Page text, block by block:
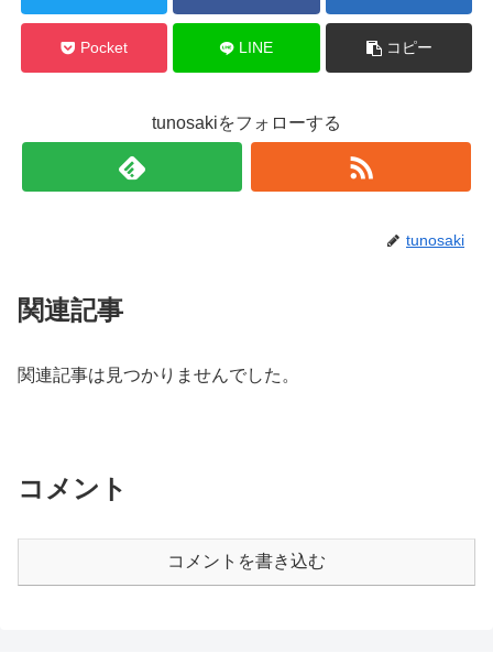
Pocket LINE コピー
tunosakiをフォローする
tunosaki
関連記事
関連記事は見つかりませんでした。
コメント
コメントを書き込む